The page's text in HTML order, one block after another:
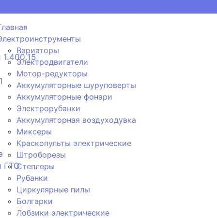
ГТО
Вариаторы
Электродвигатели
Мотор-редукторы
Аккумуляторные шуруповерты
Аккумуляторные фонари
Электрорубанки
Аккумуляторная воздуходувка
Миксеры
Краскопульты электрические
Штроборезы
Степлеры
Рубанки
Циркулярные пилы
Болгарки
Лобзики электрические